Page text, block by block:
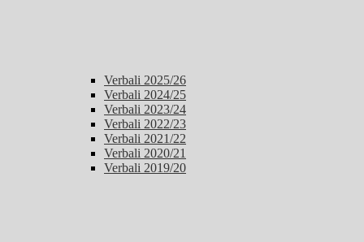
Verbali 2025/26
Verbali 2024/25
Verbali 2023/24
Verbali 2022/23
Verbali 2021/22
Verbali 2020/21
Verbali 2019/20